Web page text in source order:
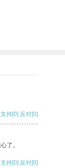
支持[0] 反对[0]
了。
支持[0] 反对[0]